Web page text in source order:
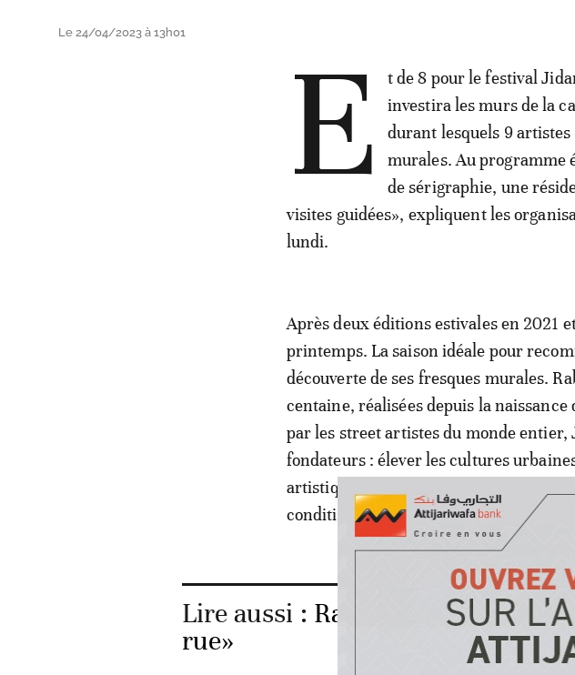
Le 24/04/2023 à 13h01 E
t de 8 pour le festival
investira les murs de la
durant lesquels 9
murales. Au programme
de sérigraphie, une
visites guidées», expliquent les
lundi.
Après deux éditions estivales en 2021
printemps. La saison idéale pour
découverte de ses fresques murales.
centaine, réalisées depuis la
par les street artistes du monde entier,
fondateurs : élever les cultures
artistiques et ouvrir le public marocain
conditions d’un écosystème viable pour
Lire aussi : Rabat: et de sept
rue»